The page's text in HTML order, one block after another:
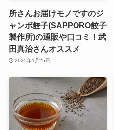
所さんお届けモノですのジ
ャンボ餃子(SAPPORO餃子
製作所)の通販や口コミ！武
田真治さんオススメ
2025年1月25日